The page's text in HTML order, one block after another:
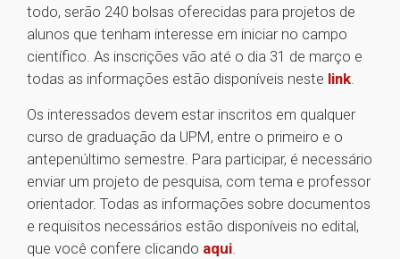
todo, serão 240 bolsas oferecidas para projetos de
alunos que tenham interesse em iniciar no campo
científico. As inscrições vão até o dia 31 de março e
todas as informações estão disponíveis neste link.
Os interessados devem estar inscritos em qualquer
curso de graduação da UPM, entre o primeiro e o
antepenúltimo semestre. Para participar, é necessário
enviar um projeto de pesquisa, com tema e professor
orientador. Todas as informações sobre documentos
e requisitos necessários estão disponíveis no edital,
que você confere clicando aqui.